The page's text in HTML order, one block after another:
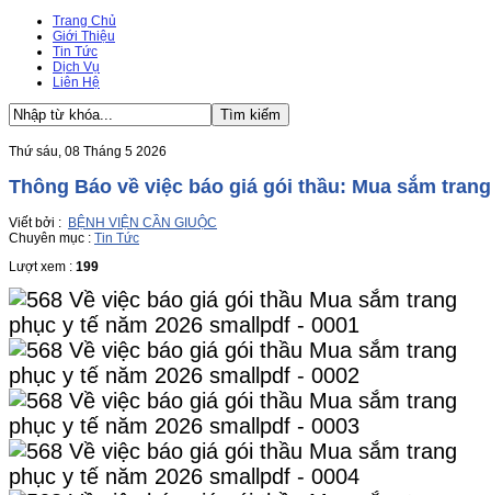
Trang Chủ
Giới Thiệu
Tin Tức
Dịch Vụ
Liên Hệ
Thứ sáu, 08 Tháng 5 2026
Thông Báo về việc báo giá gói thầu: Mua sắm
Viết bởi : BỆNH VIỆN CẦN GIUỘC
Chuyên mục : Tin Tức
Lượt xem : 199